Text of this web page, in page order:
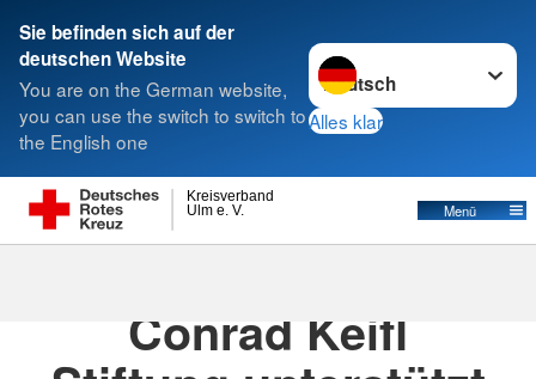
Sie befinden sich auf der
deutschen Website
You are on the German website,
you can use the switch to switch to
the English one
Sprache wechseln zu
Alles klar
Ulm e. V.
Kreisverband
Menü
Suche
Conrad Keifl